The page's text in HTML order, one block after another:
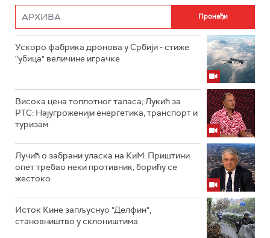
Ускоро фабрика дронова у Србији - стиже
"убица" величине играчке
Висока цена топлотног таласа; Лукић за
РТС: Најугроженији енергетика, транспорт и
туризам
Лучић о забрани уласка на КиМ: Приштини
опет требао неки противник, борићу се
жестоко
Исток Кине запљуснуо "Делфин",
становништво у склоништима